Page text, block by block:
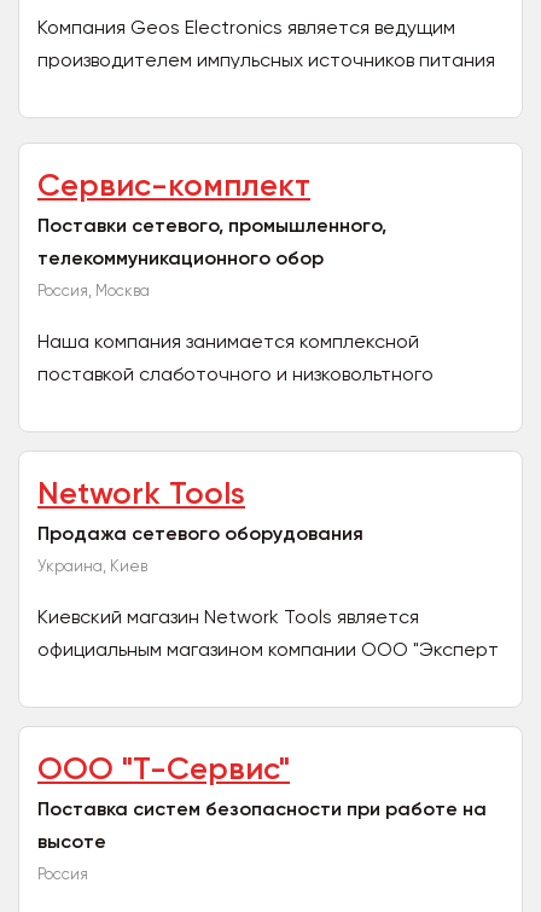
Компания Geos Electronics является ведущим
производителем импульсных источников питания
числе...
Сервис-комплект
Поставки сетевого, промышленного,
телекоммуникационного обор
Россия, Москва
Наша компания занимается комплексной
поставкой слаботочного и низковольтного
своей деятельности ставим...
Network Tools
Продажа сетевого оборудования
Украина, Киев
Киевский магазин Network Tools является
официальным магазином компании ООО "Эксперт
магазина - это...
ООО "Т-Сервис"
Поставка систем безопасности при работе на
высоте
Россия